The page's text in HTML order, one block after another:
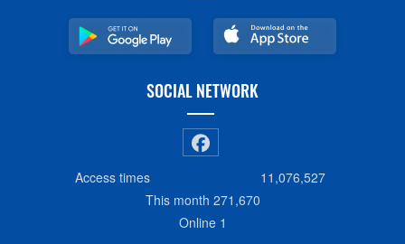
SOCIAL NETWORK
Access times
11,076,527
This month 271,670
Online 1